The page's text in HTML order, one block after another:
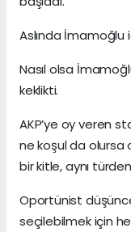
Aslında İmamoğlu
Nasıl olsa
keklikti.
AKP’ye oy veren
ne koşul da olursa
bir kitle, aynı
Oportünist
seçilebilmek için